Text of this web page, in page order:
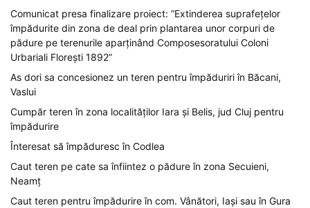
Comunicat presa finalizare proiect: ”Extinderea suprafețelor
împădurite din zona de deal prin plantarea unor corpuri de
pădure pe terenurile aparținând Composesoratului Coloni
Urbariali Florești 1892”
As dori sa concesionez un teren pentru împăduriri în Băcani,
Vaslui
Cumpăr teren în zona localităților Iara și Belis, jud Cluj pentru
împădurire
Înteresat să împăduresc în Codlea
Caut teren pe cate sa înfiintez o pădure în zona Secuieni,
Neamț
Caut teren pentru împădurire în com. Vânători, Iași sau în Gura